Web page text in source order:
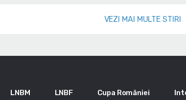
VEZI MAI MULTE STIRI
LNBM LNBF Cupa României